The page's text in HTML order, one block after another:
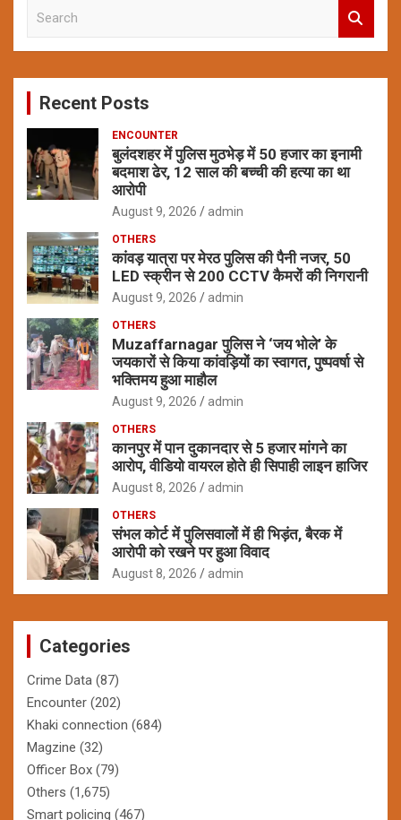
c
Recent Posts
ENCOUNTER
बुलंदशहर में पुलिस मुठभेड़ में 50 हजार का इनामी
बदमाश ढेर, 12 साल की बच्ची की हत्या का था
आरोपी
August 9, 2026 admin
OTHERS
कांवड़ यात्रा पर मेरठ पुलिस की पैनी नजर, 50
LED स्क्रीन से 200 CCTV कैमरों की निगरानी
August 9, 2026 admin
OTHERS
Muzaffarnagar पुलिस ने ‘जय भोले’ के
जयकारों से किया कांवड़ियों का स्वागत, पुष्पवर्षा से
भक्तिमय हुआ माहौल
August 9, 2026 admin
OTHERS
कानपुर में पान दुकानदार से 5 हजार मांगने का
आरोप, वीडियो वायरल होते ही सिपाही लाइन हाजिर
August 8, 2026 admin
OTHERS
संभल कोर्ट में पुलिसवालों में ही भिड़ंत, बैरक में
आरोपी को रखने पर हुआ विवाद
August 8, 2026 admin
Categories
Crime Data (87)
Encounter (202)
Khaki connection (684)
Magzine (32)
Officer Box (79)
Others (1,675)
Smart policing (467)